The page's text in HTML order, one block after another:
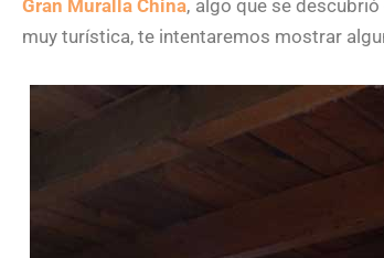
Gran Muralla China, algo que se
muy turística, te intentaremos mostrar